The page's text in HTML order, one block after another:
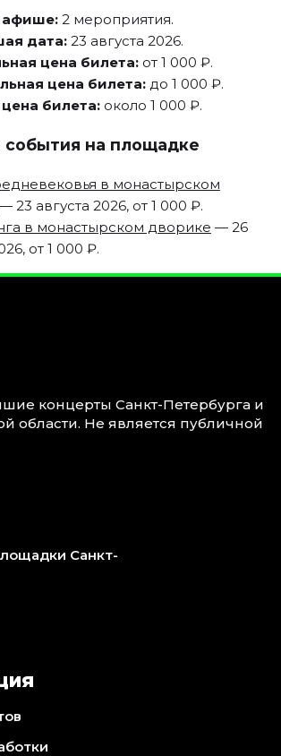
афише:2 мероприятия.
дата:23 августа 2026.
цена билета:от 1 000 ₽.
цена билета:до 1 000 ₽.
билета:около 1 000 ₽.
на площадке
в монастырском
— 23 августа 2026, от 1 000 ₽.
в монастырском дворике — 26
от 1 000 ₽.
концерты Санкт-Петербурга и
области. Не является публичной
Санкт-